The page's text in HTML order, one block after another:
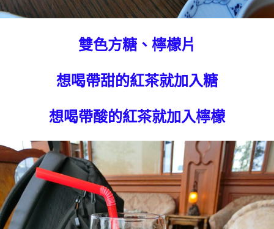
雙色方糖、檸檬片
想喝帶甜的紅茶就加入糖
想喝帶酸的紅茶就加入檸檬